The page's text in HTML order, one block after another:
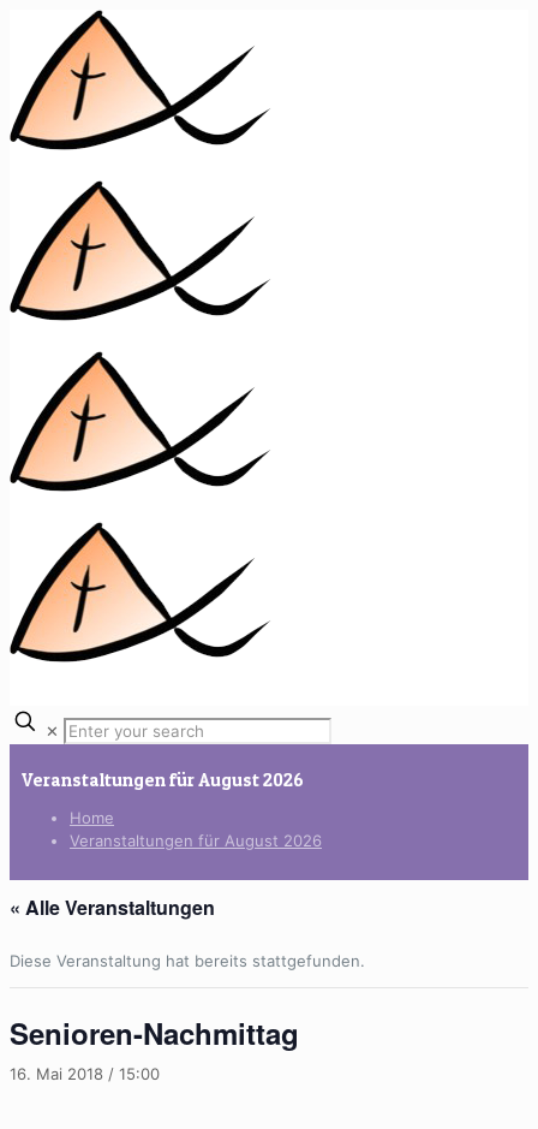
✕
Veranstaltungen für August 2026
Home
Veranstaltungen für August 2026
« Alle Veranstaltungen
Diese Veranstaltung hat bereits stattgefunden.
Senioren-Nachmittag
16. Mai 2018 / 15:00